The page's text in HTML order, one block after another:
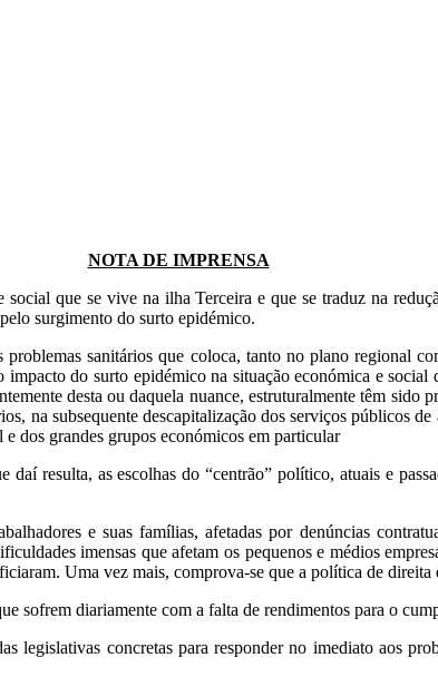
NOTA DE IMPRENSA
que se vive na ilha Terceira e que se traduz na
surgimento do surto epidémico.
sanitários que coloca, tanto no plano regional
do surto epidémico na situação económica e
desta ou daquela nuance, estruturalmente têm
na subsequente descapitalização dos serviços públicos
e dos grandes grupos económicos em particular
resulta, as escolhas do “centrão” político, atuais e
e suas famílias, afetadas por denúncias
imensas que afetam os pequenos e médios
Uma vez mais, comprova-se que a política de direita
sofrem diariamente com a falta de rendimentos para o
concretas para responder no imediato aos